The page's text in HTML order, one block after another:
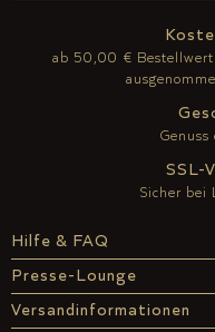
Hilfe & FAQ
Presse-Lounge
Versandinformationen
ab 50,00 € Bestellwert
SSL-
Sicher bei